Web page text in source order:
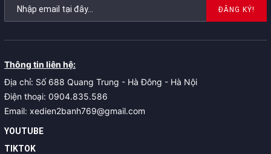
ĐĂNG KÝ!
Thông tin liên hệ:
Địa chỉ: Số 688 Quang Trung - Hà Đông - Hà Nội
Điện thoại: 0904.835.586
Email: xedien2banh769@gmail.com
YOUTUBE
TIKTOK